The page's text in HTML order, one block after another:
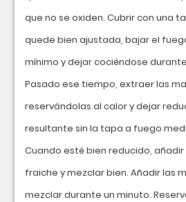
que no se oxiden. Cubrir con una
quede bien ajustada, bajar el
mínimo y dejar cociéndose durante
Pasado ese tiempo, extraer las
reservándolas al calor y dejar
resultante sin la tapa a fuego
Cuando esté bien reducido,
fraiche y mezclar bien. Añadir las
mezclar durante un minuto.